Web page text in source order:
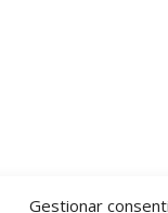
Gestionar